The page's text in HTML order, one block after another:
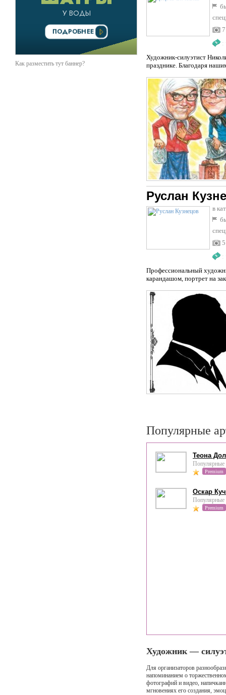
Как разместить тут баннер?
7
:
Художник-силуэтист
празднике. Благодаря
Руслан
в
5
:
Профессиональный
карандашом, портрет на
Популярные
Теона
Популярные
Premium
Оскар
Популярные
Premium
Художник —
Для организаторов
напоминанием о
фотографий и видео,
мгновениях его создания,